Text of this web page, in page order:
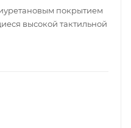
покрытием
высокой тактильной